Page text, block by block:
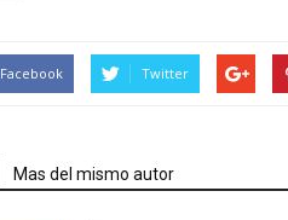
Facebook Twitter
Mas del mismo autor